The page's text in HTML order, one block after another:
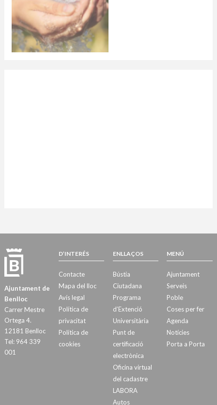
Ajuntament de
Benlloc
Carrer Mestre
Ortega 4.
12181 Benlloc
Tel: 964 339
001
D’INTERÉS
Contacte
Mapa del lloc
Avís legal
Política de
privacitat
Política de
cookies
ENLLAÇOS
Bústia
Ciutadana
Programa
d’Extenció
Universitària
Punt de
certificació
electrònica
Oficina virtual
del cadastre
LABORA
Autos
MENÚ
Ajuntament
Serveis
Poble
Coses per fer
Agenda
Notícies
Porta a Porta